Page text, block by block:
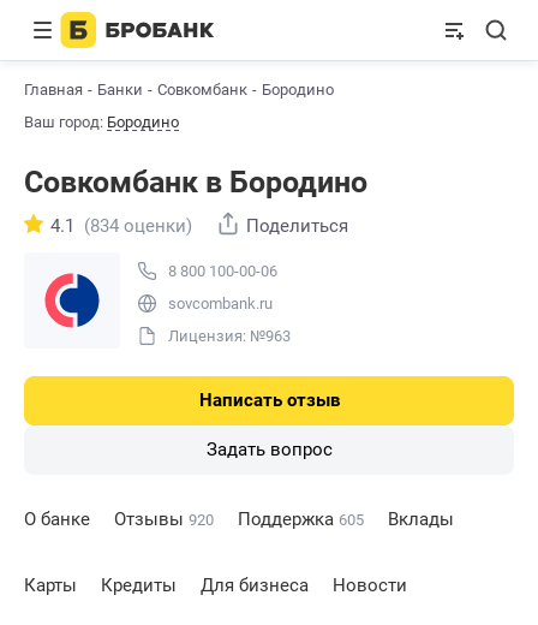
Главная Банки Совкомбанк
Бородино
Ваш город: Бородино
Совкомбанк в Бородино
8 800 100-00-06
sovcombank.ru
Лицензия: №963
4.1 (834 оценки) Поделиться
Написать отзыв
Задать вопрос
О банке Отзывы 920 Поддержка 605 Вклады
Карты Кредиты Для бизнеса Новости